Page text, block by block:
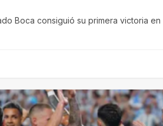
Boca consiguió su primera victoria